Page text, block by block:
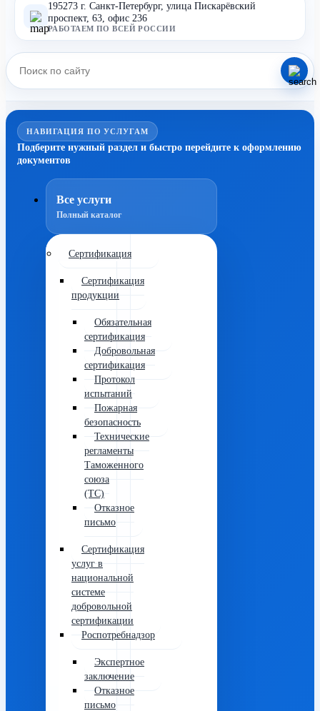
195273 г. Санкт-Петербург, улица Пискарёвский
проспект, 63, офис 236
РАБОТАЕМ ПО ВСЕЙ РОССИИ
НАВИГАЦИЯ ПО УСЛУГАМ
Подберите нужный раздел и быстро перейдите к оформлению
документов
Все услуги
Полный каталог
Сертификация
Сертификация
продукции
Обязательная
сертификация
Добровольная
сертификация
Протокол
испытаний
Пожарная
безопасность
Технические
регламенты
Таможенного
союза
(ТС)
Отказное
письмо
Сертификация
услуг в
национальной
системе
добровольной
сертификации
Роспотребнадзор
Экспертное
заключение
Отказное
письмо